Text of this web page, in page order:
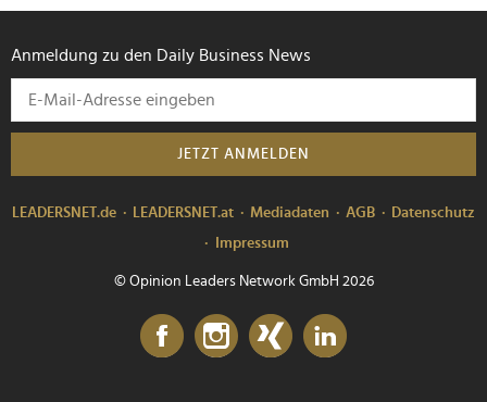
Anmeldung zu den Daily Business News
JETZT ANMELDEN
LEADERSNET.de LEADERSNET.at Mediadaten AGB
Datenschutz
Impressum
© Opinion Leaders Network GmbH 2026